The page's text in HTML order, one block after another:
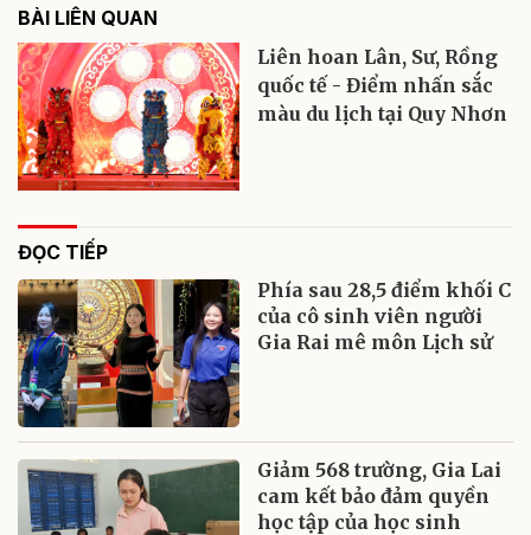
BÀI LIÊN QUAN
Liên hoan Lân, Sư, Rồng
quốc tế - Điểm nhấn sắc
màu du lịch tại Quy Nhơn
ĐỌC TIẾP
Phía sau 28,5 điểm khối C
của cô sinh viên người
Gia Rai mê môn Lịch sử
Giảm 568 trường, Gia Lai
cam kết bảo đảm quyền
học tập của học sinh